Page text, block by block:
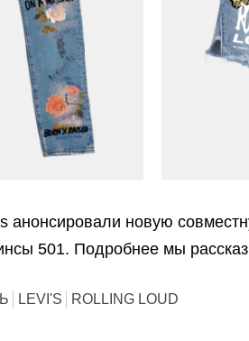
анонсировали новую
501. Подробнее мы
LEVI'S ROLLING LOUD